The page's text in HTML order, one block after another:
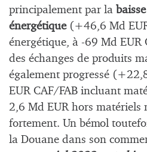
principalement par la
énergétique(+46,6 Md
énergétique, à -69 Md EUR
des échanges de produits
également progressé
EUR CAF/FAB incluant
2,6 Md EUR hors matériels
fortement. Un bémol
la Douane dans son